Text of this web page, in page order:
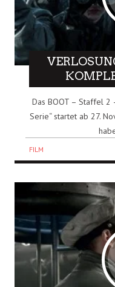
Das BOOT – Staffel 2
Serie“ startet ab 27.
FILM